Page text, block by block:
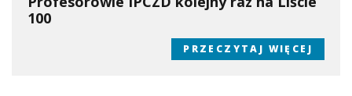
100
PRZECZYTAJ WIĘCEJ